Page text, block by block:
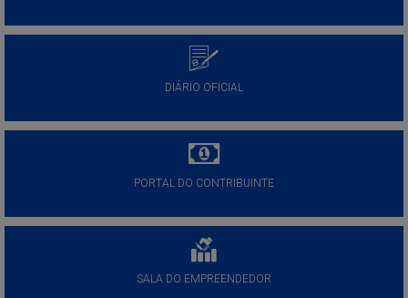
DIÁRIO OFICIAL
PORTAL DO CONTRIBUINTE
SALA DO EMPREENDEDOR